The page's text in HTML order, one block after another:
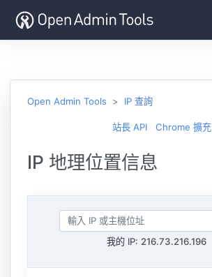
Open Admin Tools IP 查詢
站長 API Chrome 擴充
IP 地理位置信息
我的 IP: 216.73.216.196